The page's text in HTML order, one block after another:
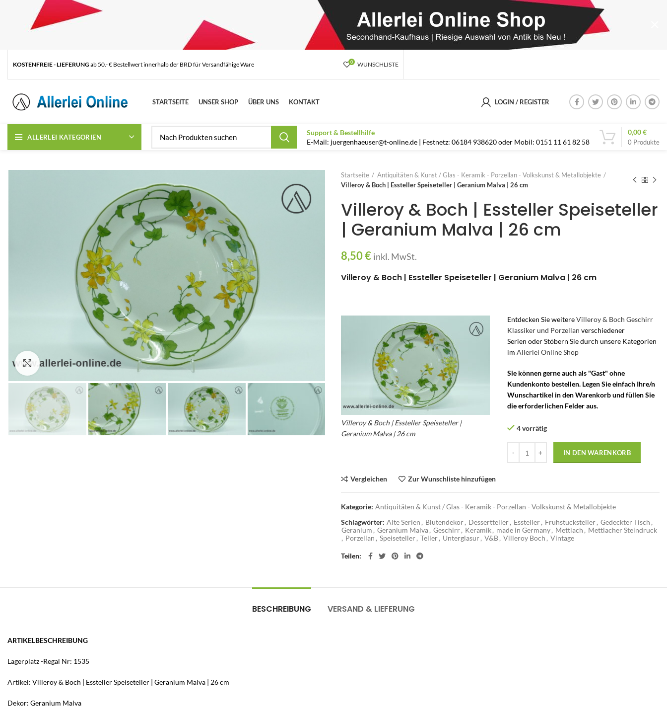
KOSTENFREIE - LIEFERUNG ab 50.- € Bestellwert innerhalb der BRD für Versandfähige Ware 0 WUNSCHLISTE
STARTSEITE UNSER SHOP ÜBER UNS KONTAKT LOGIN / REGISTER
ALLERLEI KATEGORIEN
Support & Bestellhilfe
E-Mail: juergenhaeuser@t-online.de | Festnetz: 06184 938620 oder Mobil: 0151 11 61 82 58
0 Produkte
0,00€
Zum Vergrößern anklicken
Startseite
Antiquitäten & Kunst / Glas - Keramik - Porzellan - Volkskunst & Metallobjekte
Villeroy & Boch | Essteller Speiseteller | Geranium Malva | 26 cm
Villeroy & Boch | Essteller Speiseteller
| Geranium Malva | 26 cm
8,50€ inkl. MwSt.
Villeroy & Boch | Essteller Speiseteller | Geranium Malva | 26 cm
Villeroy & Boch | Essteller Speiseteller |
Geranium Malva | 26 cm
Entdecken Sie weitereVilleroy & Boch Geschirr
Klassiker und Porzellan verschiedener
Serien oder Stöbern Sie durch unsere Kategorien
im Allerlei Online Shop
Sie können gerne auch als "Gast" ohne
Kundenkonto bestellen. Legen Sie einfach Ihre/n
Wunschartikel in den Warenkorb und füllen Sie
die erforderlichen Felder aus.
4 vorrätig
IN DEN WARENKORB
Vergleichen Zur Wunschliste hinzufügen
Kategorie: Antiquitäten & Kunst / Glas - Keramik - Porzellan - Volkskunst & Metallobjekte
Schlagwörter: Alte Serien , Blütendekor, Dessertteller, Essteller, Frühstücksteller, Gedeckter Tisch ,
Geranium , Geranium Malva, Geschirr, Keramik, made in Germany, Mettlach , Mettlacher Steindruck
, Porzellan , Speiseteller, Teller, Unterglasur, V&B, Villeroy Boch , Vintage
Teilen
BESCHREIBUNG VERSAND & LIEFERUNG
ARTIKELBESCHREIBUNG
Lagerplatz -Regal Nr: 1535
Artikel: Villeroy & Boch | Essteller Speiseteller | Geranium Malva | 26 cm
Dekor: Geranium Malva